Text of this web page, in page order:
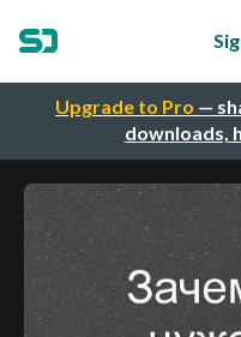
Upgrade to Pro —
downloads,